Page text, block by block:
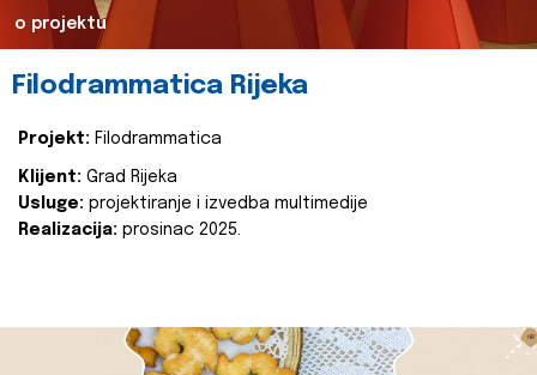
o projektu
Filodrammatica Rijeka
Projekt: Filodrammatica
Klijent: Grad Rijeka
Usluge: projektiranje i izvedba multimedije
Realizacija: prosinac 2025.